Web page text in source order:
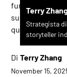
funzionano le
supportano e
quale sistema
Di
Terry
Strategista
storyteller
Terry Zhang
November 15,